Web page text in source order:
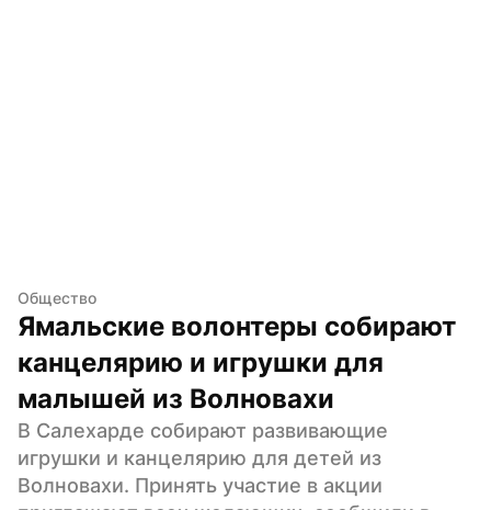
Общество
Ямальские волонтеры собирают
канцелярию и игрушки для
малышей из Волновахи
В Салехарде собирают развивающие
игрушки и канцелярию для детей из
Волновахи. Принять участие в акции